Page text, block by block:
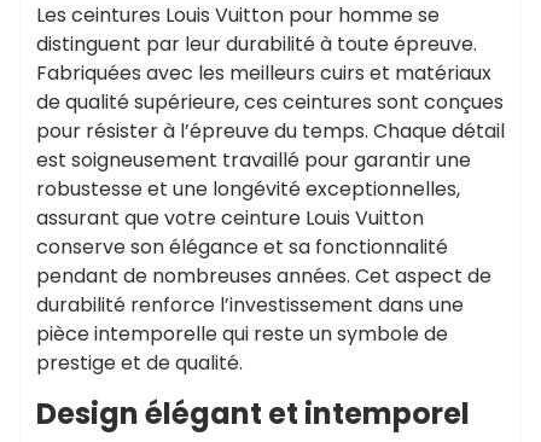
Les ceintures Louis Vuitton pour homme se
distinguent par leur durabilité à toute épreuve.
Fabriquées avec les meilleurs cuirs et matériaux
de qualité supérieure, ces ceintures sont conçues
pour résister à l’épreuve du temps. Chaque détail
est soigneusement travaillé pour garantir une
robustesse et une longévité exceptionnelles,
assurant que votre ceinture Louis Vuitton
conserve son élégance et sa fonctionnalité
pendant de nombreuses années. Cet aspect de
durabilité renforce l’investissement dans une
pièce intemporelle qui reste un symbole de
prestige et de qualité.
Design élégant et intemporel